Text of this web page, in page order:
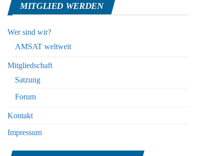
MITGLIED WERDEN
Wer sind wir?
AMSAT weltweit
Mitgliedschaft
Satzung
Forum
Kontakt
Impressum